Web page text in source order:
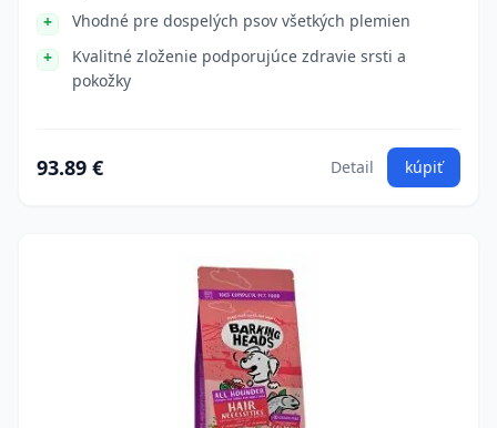
Vhodné pre dospelých psov všetkých plemien
Kvalitné zloženie podporujúce zdravie srsti a
pokožky
93.89 € Detail kúpiť